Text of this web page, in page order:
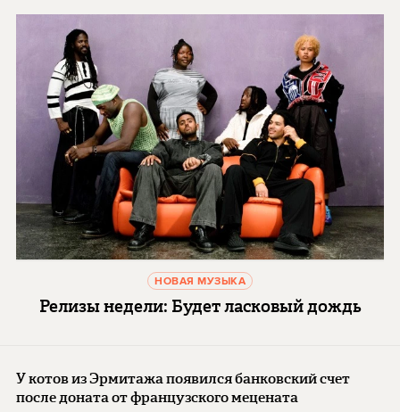
НОВАЯ МУЗЫКА
Релизы недели: Будет ласковый дождь
У котов из Эрмитажа появился банковский счет
после доната от французского мецената